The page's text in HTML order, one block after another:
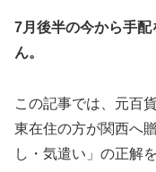
7月後半の今から手
ん。
この記事では、元百
東在住の方が関西へ
し・気遣い」の正解